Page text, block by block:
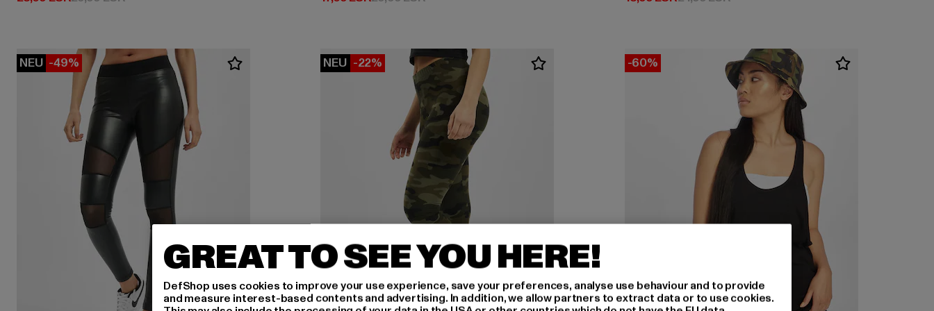
NEU -49% NEU -22% -60%
GREAT TO SEE YOU HERE!
DefShop uses cookies to improve your use experience, save your preferences, analyse use behaviour and to provide
and measure interest-based contents and advertising. In addition, we allow partners to extract data or to use cookies.